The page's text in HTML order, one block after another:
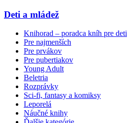
Deti a mládež
Knihorad – poradca kníh pre deti
Pre najmenších
Pre prvákov
Pre pubertiakov
Young Adult
Beletria
Rozprávky
Sci-fi, fantasy a komiksy
Leporelá
Náučné knihy